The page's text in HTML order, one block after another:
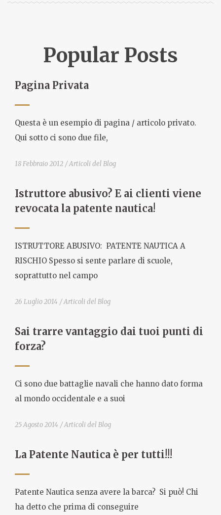
Popular Posts
Pagina Privata
Questa è un esempio di pagina / articolo privato.
Qui sotto ci sono due file,
18 Febbraio 2012 Articoli del Blog
Istruttore abusivo? E ai clienti viene
revocata la patente nautica!
ISTRUTTORE ABUSIVO: PATENTE NAUTICA A
RISCHIO Spesso si sente parlare di scuole,
soprattutto nel campo
26 Luglio 2014 Articoli del Blog
Sai trarre vantaggio dai tuoi punti di
forza?
Ci sono due battaglie navali che hanno dato forma
al mondo occidentale e a suoi
25 Agosto 2014 Articoli del Blog
La Patente Nautica è per tutti!!!
Patente Nautica senza avere la barca? Si può! Chi
ha detto che prima di conseguire